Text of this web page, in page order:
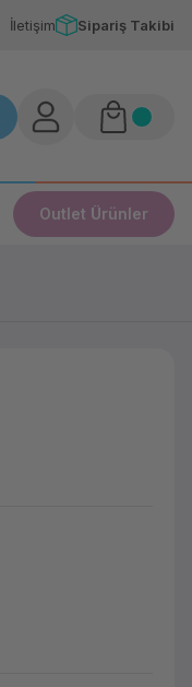
İletişim Sipariş Takibi
Outlet Ürünler